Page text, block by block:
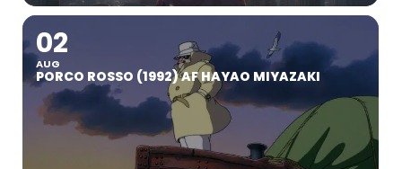
02
AUG
PORCO ROSSO (1992) AF HAYAO MIYAZAKI